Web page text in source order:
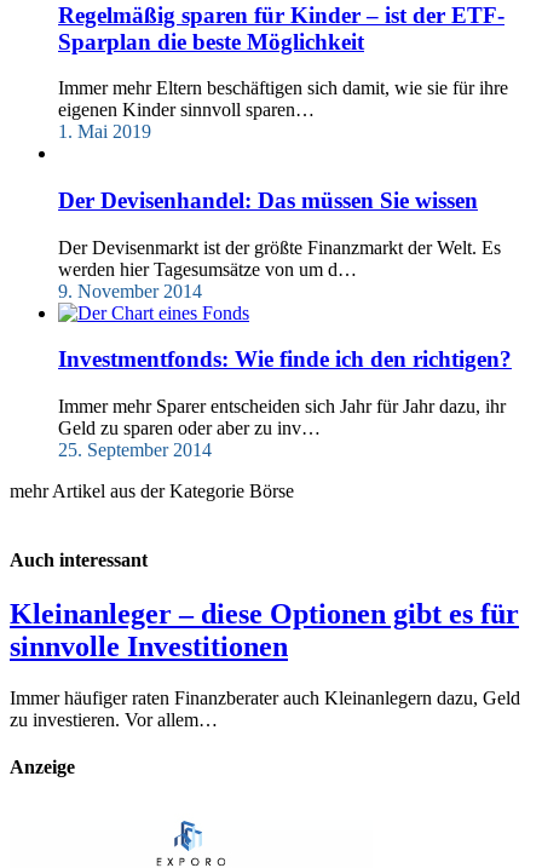
Regelmäßig sparen für Kinder – ist der ETF-
Sparplan die beste Möglichkeit
Immer mehr Eltern beschäftigen sich damit, wie sie für ihre
eigenen Kinder sinnvoll sparen…
1. Mai 2019
Der Devisenhandel: Das müssen Sie wissen
Der Devisenmarkt ist der größte Finanzmarkt der Welt. Es
werden hier Tagesumsätze von um d…
9. November 2014
Investmentfonds: Wie finde ich den richtigen?
Immer mehr Sparer entscheiden sich Jahr für Jahr dazu, ihr
Geld zu sparen oder aber zu inv…
25. September 2014
mehr Artikel aus der Kategorie Börse
Auch interessant
Kleinanleger – diese Optionen gibt es für
sinnvolle Investitionen
Immer häufiger raten Finanzberater auch Kleinanlegern dazu, Geld
zu investieren. Vor allem…
Anzeige